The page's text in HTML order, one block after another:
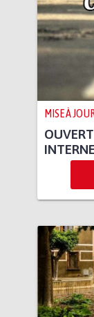
MISE À